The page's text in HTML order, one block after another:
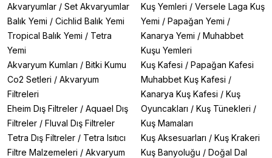
Akvaryumlar / Set Akvaryumlar
Balık Yemi / Cichlid Balık Yemi
Tropical Balık Yemi / Tetra
Yemi
Akvaryum Kumları / Bitki Kumu
Co2 Setleri / Akvaryum
Filtreleri
Eheim Dış Filtreler / Aquael Dış
Filtreler / Fluval Dış Filtreler
Tetra Dış Filtreler / Tetra Isıtıcı
Filtre Malzemeleri / Akvaryum
Kuş Yemleri / Versele Laga Kuş
Yemi / Papağan Yemi /
Kanarya Yemi / Muhabbet
Kuşu Yemleri
Kuş Kafesi / Papağan Kafesi
Muhabbet Kuş Kafesi /
Kanarya Kuş Kafesi / Kuş
Oyuncakları / Kuş Tünekleri /
Kuş Mamaları
Kuş Aksesuarları / Kuş Krakeri
Kuş Banyoluğu / Doğal Dal